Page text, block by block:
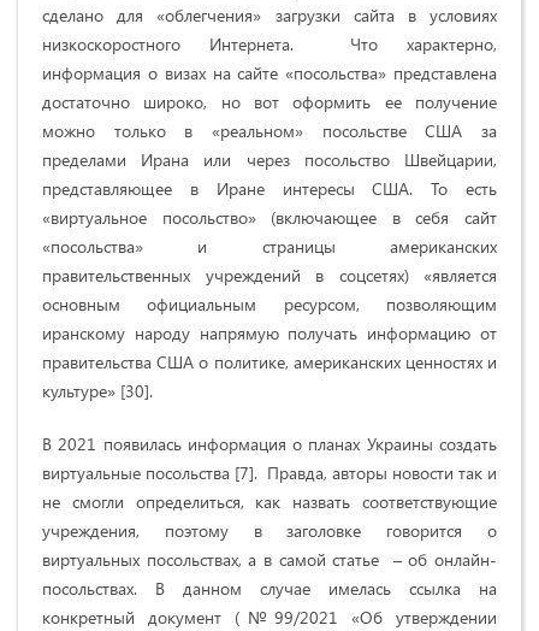
сделано для «облегчения» загрузки сайта в условиях
низкоскоростного Интернета. Что характерно,
информация о визах на сайте «посольства» представлена
достаточно широко, но вот оформить ее получение
можно только в «реальном» посольстве США за
пределами Ирана или через посольство Швейцарии,
представляющее в Иране интересы США. То есть
«виртуальное посольство» (включающее в себя сайт
«посольства» и страницы американских
правительственных учреждений в соцсетях) «является
основным официальным ресурсом, позволяющим
иранскому народу напрямую получать информацию от
правительства США о политике, американских ценностях и
культуре» [30].
В 2021 появилась информация о планах Украины создать
виртуальные посольства [7]. Правда, авторы новости так и
не смогли определиться, как назвать соответствующие
учреждения, поэтому в заголовке говорится о
виртуальных посольствах, а в самой статье – об онлайн-
посольствах. В данном случае имелась ссылка на
конкретный документ (№99/2021 «Об утверждении